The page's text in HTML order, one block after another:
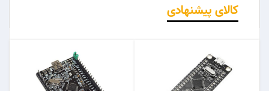
کالای پیشنهادی